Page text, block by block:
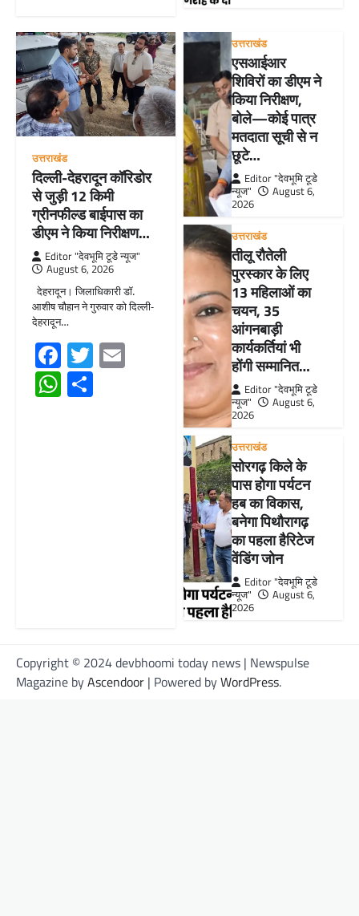
उत्तराखंड
दिल्ली-देहरादून कॉरिडोर
से जुड़ी 12 किमी
ग्रीनफील्ड बाईपास का
डीएम ने किया निरीक्षण…
Editor "देवभूमि टूडे न्यूज"
August 6, 2026
देहरादून। जिलाधिकारी डॉ.
आशीष चौहान ने गुरुवार को दिल्ली-
देहरादून…
Facebook
TwitterEmail
WhatsApp
उत्तराखंड
एसआईआर
शिविरों का डीएम ने
किया निरीक्षण,
बोले—कोई पात्र
मतदाता सूची से न
छूटे…
Editor "देवभूमि टूडे
न्यूज"
August 6,
2026
उत्तराखंड
तीलू रौतेली
पुरस्कार के लिए
13 महिलाओं का
चयन, 35
आंगनबाड़ी
कार्यकर्तियां भी
होंगी सम्मानित…
Editor "देवभूमि टूडे
न्यूज"
August 6,
2026
उत्तराखंड
सोरगढ़ किले के
पास होगा पर्यटन
हब का विकास,
बनेगा पिथौरागढ़
का पहला हैरिटेज
वेंडिंग जोन
Editor "देवभूमि टूडे
न्यूज"
August 6,
2026
Copyright © 2024 devbhoomi today news | Newspulse
Magazine byAscendoor | Powered byWordPress.